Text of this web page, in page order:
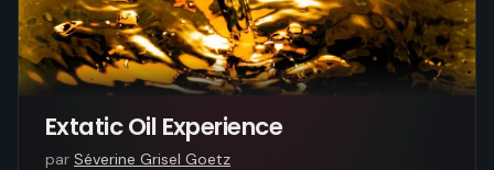
Extatic Oil Experience
par Séverine Grisel Goetz